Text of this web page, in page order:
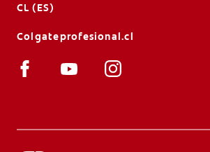
CL (ES)
Colgateprofesional.cl